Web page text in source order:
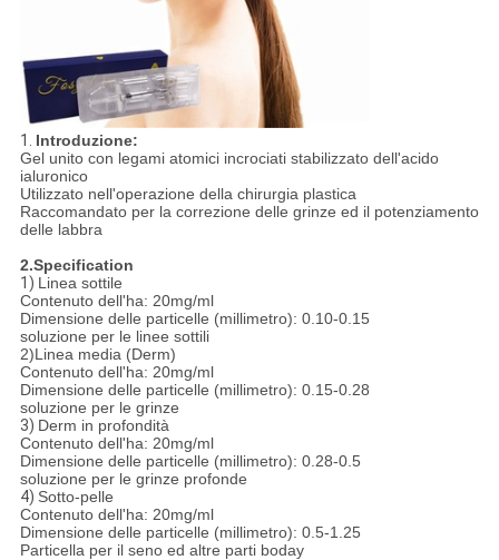
1. Introduzione:
Gel unito con legami atomici incrociati stabilizzato dell'acido
ialuronico
Utilizzato nell'operazione della chirurgia plastica
Raccomandato per la correzione delle grinze ed il potenziamento
delle labbra
2.Specification
1) Linea sottile
Contenuto dell'ha: 20mg/ml
Dimensione delle particelle (millimetro): 0.10-0.15
soluzione per le linee sottili
2)Linea media (Derm)
Contenuto dell'ha: 20mg/ml
Dimensione delle particelle (millimetro): 0.15-0.28
soluzione per le grinze
3) Derm in profondità
Contenuto dell'ha: 20mg/ml
Dimensione delle particelle (millimetro): 0.28-0.5
soluzione per le grinze profonde
4) Sotto-pelle
Contenuto dell'ha: 20mg/ml
Dimensione delle particelle (millimetro): 0.5-1.25
Particella per il seno ed altre parti boday